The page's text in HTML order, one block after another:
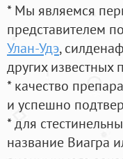
* Мы являемся
представителем
Улан-Удэ,
других известных
* качество
и успешно
* для
название Виагра